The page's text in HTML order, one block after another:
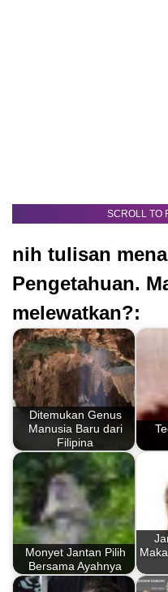
SCROLL TO
nih tulisan
Pengetahuan.
melewatkan?:
Ditemukan Genus
Manusia Baru dari
Filipina
Monyet Jantan Pilih
Bersama Ayahnya